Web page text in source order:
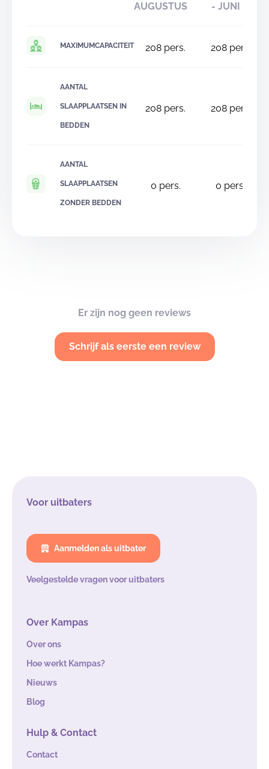
AUGUSTUS
- JUNI
MAXIMUMCAPACITEIT 208 pers. 208pers.
AANTAL
SLAAPPLAATSEN IN
BEDDEN
208 pers. 208pers.
AANTAL
SLAAPPLAATSEN
ZONDER BEDDEN
0 pers. 0 pers.
Er zijn nog geen reviews
Schrijf als eerste een review
Voor uitbaters
Aanmelden als uitbater
Veelgestelde vragen voor uitbaters
Over Kampas
Over ons
Hoe werkt Kampas?
Nieuws
Blog
Hulp & Contact
Contact